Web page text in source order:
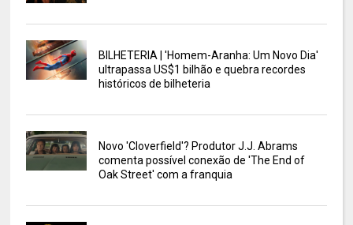
BILHETERIA | 'Homem-Aranha: Um Novo Dia'
ultrapassa US$1 bilhão e quebra recordes
históricos de bilheteria
Novo 'Cloverfield'? Produtor J.J. Abrams
comenta possível conexão de 'The End of
Oak Street' com a franquia